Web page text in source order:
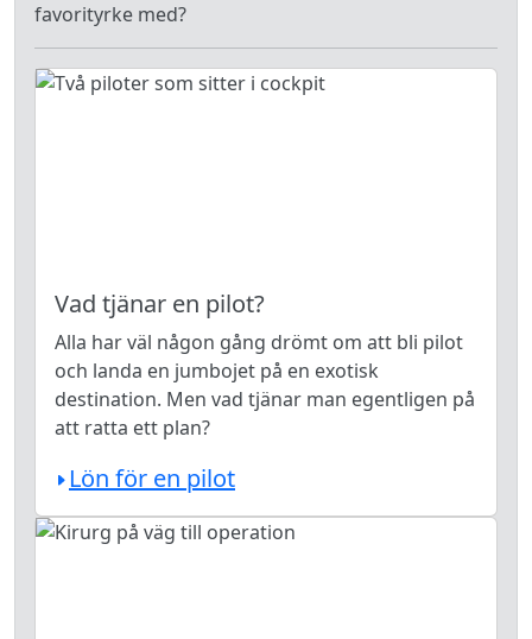
favorityrke med?
Vad tjänar en pilot?
Alla har väl någon gång drömt om att bli pilot
och landa en jumbojet på en exotisk
destination. Men vad tjänar man egentligen på
att ratta ett plan?
Lön för en pilot